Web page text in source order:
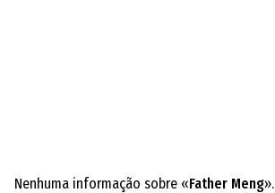
Nenhuma informação sobre «Father Meng».